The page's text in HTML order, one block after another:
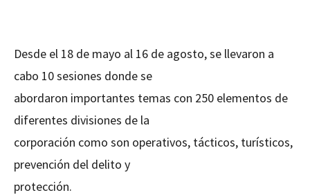
Desde el 18 de mayo al 16 de agosto, se llevaron a
cabo 10 sesiones donde se
abordaron importantes temas con 250 elementos de
diferentes divisiones de la
corporación como son operativos, tácticos, turísticos,
prevención del delito y
protección.